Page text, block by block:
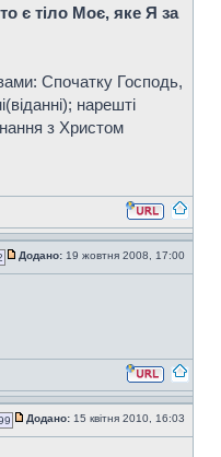
є тіло Моє, яке Я за
Спочатку Господь,
нарешті
з Христом
Додано: 19 жовтня 2008, 17:00
Додано: 15 квітня 2010, 16:03